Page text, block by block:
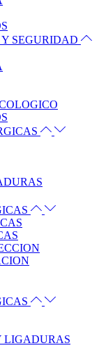
SEGURIDAD
LIGADURAS